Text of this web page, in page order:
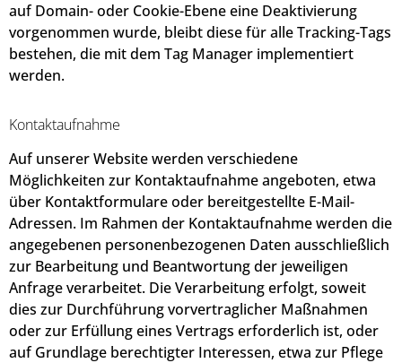
auf Domain- oder Cookie-Ebene eine Deaktivierung
vorgenommen wurde, bleibt diese für alle Tracking-Tags
bestehen, die mit dem Tag Manager implementiert
werden.
Kontaktaufnahme
Auf unserer Website werden verschiedene
Möglichkeiten zur Kontaktaufnahme angeboten, etwa
über Kontaktformulare oder bereitgestellte E-Mail-
Adressen. Im Rahmen der Kontaktaufnahme werden die
angegebenen personenbezogenen Daten ausschließlich
zur Bearbeitung und Beantwortung der jeweiligen
Anfrage verarbeitet. Die Verarbeitung erfolgt, soweit
dies zur Durchführung vorvertraglicher Maßnahmen
oder zur Erfüllung eines Vertrags erforderlich ist, oder
auf Grundlage berechtigter Interessen, etwa zur Pflege